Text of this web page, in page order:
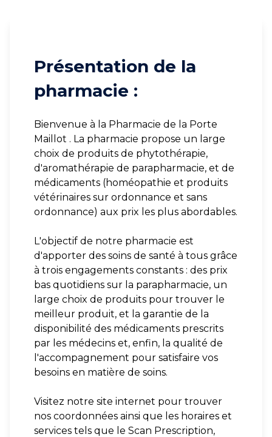
Présentation de la
pharmacie :
Bienvenue à la Pharmacie de la Porte
Maillot . La pharmacie propose un large
choix de produits de phytothérapie,
d'aromathérapie de parapharmacie, et de
médicaments (homéopathie et produits
vétérinaires sur ordonnance et sans
ordonnance) aux prix les plus abordables.
L'objectif de notre pharmacie est
d'apporter des soins de santé à tous grâce
à trois engagements constants : des prix
bas quotidiens sur la parapharmacie, un
large choix de produits pour trouver le
meilleur produit, et la garantie de la
disponibilité des médicaments prescrits
par les médecins et, enfin, la qualité de
l'accompagnement pour satisfaire vos
besoins en matière de soins.
Visitez notre site internet pour trouver
nos coordonnées ainsi que les horaires et
services tels que le Scan Prescription,